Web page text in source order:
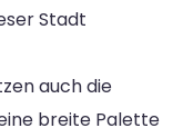
Stadt
auch die
breite Palette